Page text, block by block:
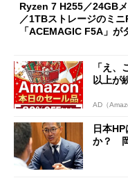
Ryzen 7 H255／24GBメ
／1TBストレージのミニ
「ACEMAGIC F5A」が
「え
以上が
AD（
日本
か？